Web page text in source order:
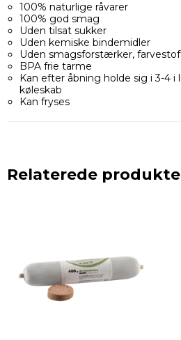
100% naturlige råvarer
100% god smag
Uden tilsat sukker
Uden kemiske bindemidler
Uden smagsforstærker,
BPA frie tarme
Kan efter åbning holde sig i 3-4
køleskab
Kan fryses
Relaterede